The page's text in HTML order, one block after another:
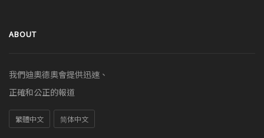
ABOUT
我們迪奧德奧會提供迅速、
正確和公正的報道
繁體中文 简体中文